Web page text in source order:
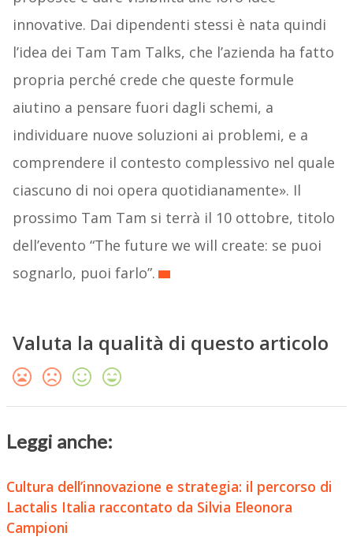
innovative. Dai dipendenti stessi è nata quindi
l’idea dei Tam Tam Talks, che l’azienda ha fatto
propria perché crede che queste formule
aiutino a pensare fuori dagli schemi, a
individuare nuove soluzioni ai problemi, e a
comprendere il contesto complessivo nel quale
ciascuno di noi opera quotidianamente». Il
prossimo Tam Tam si terrà il 10 ottobre, titolo
dell’evento “The future we will create: se puoi
sognarlo, puoi farlo”.
Valuta la qualità di questo articolo
Leggi anche:
Cultura dell’innovazione e strategia: il percorso di
Lactalis Italia raccontato da Silvia Eleonora
Campioni